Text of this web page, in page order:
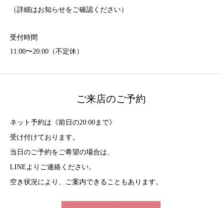
（詳細はお知らせをご確認ください）
受付時間
11:00〜20:00（不定休）
ご来店のご予約
ネット予約は《前日の20:00まで》
受け付けております。
当日のご予約をご希望の場合は、
LINEよりご連絡ください。
空き状況により、ご案内できることもあります。